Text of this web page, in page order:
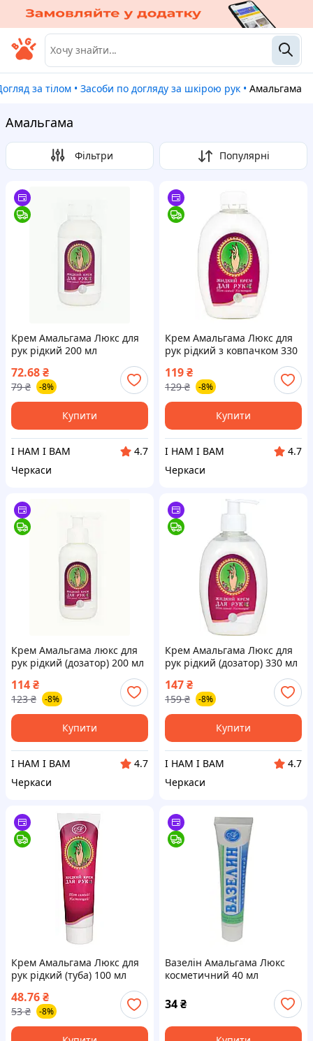
Догляд за тілом • Засоби по догляду за шкірою рук • Амальгама
Амальгама
Фільтри Популярні
Крем Амальгама Люкс для
рук рідкий 200 мл
72.68₴
79 ₴ -8%
Купити
І НАМ І ВАМ
4.7
Черкаси
Крем Амальгама Люкс для
рук рідкий з ковпачком 330
119₴
129 ₴ -8%
Купити
І НАМ І ВАМ
4.7
Черкаси
Крем Амальгама люкс для
рук рідкий (дозатор) 200 мл
114₴
123 ₴ -8%
Купити
І НАМ І ВАМ
4.7
Черкаси
Крем Амальгама Люкс для
рук рідкий (дозатор) 330 мл
147₴
159 ₴ -8%
Купити
І НАМ І ВАМ
4.7
Черкаси
Крем Амальгама Люкс для
рук рідкий (туба) 100 мл
48.76₴
53 ₴ -8%
Вазелін Амальгама Люкс
косметичний 40 мл
34₴